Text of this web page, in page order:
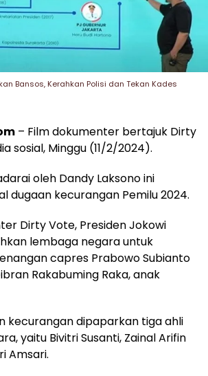
Bansos, Kerahkan Polisi dan Tekan Kades
– Film dokumenter bertajuk Dirty
sosial, Minggu (11/2/2024).
oleh Dandy Laksono ini
dugaan kecurangan Pemilu 2024.
Dirty Vote, Presiden Jokowi
lembaga negara untuk
capres Prabowo Subianto
Rakabuming Raka, anak
kecurangan dipaparkan tiga ahli
yaitu Bivitri Susanti, Zainal Arifin
Amsari.